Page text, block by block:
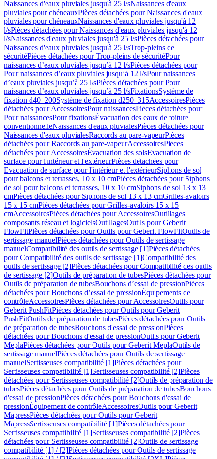
Naissances d'eaux pluviales jusqu'à 25 l/sNaissances d'eaux
pluviales pour chéneauxPièces détachées pour Naissances d'eaux
pluviales pour chéneauxNaissances d'eaux pluviales jusqu'à 12
l/sPièces détachées pour Naissances d'eaux pluviales jusqu'à 12
l/sNaissances d'eaux pluviales jusqu'à 25 l/sPièces détachées pour
Naissances d'eaux pluviales jusqu'à 25 l/sTrop-pleins de
sécuritéPièces détachées pour Trop-pleins de sécuritéPour
naissances d’eaux pluviales jusqu’à 12 l/sPièces détachées pour
Pour naissances d’eaux pluviales jusqu’à 12 l/sPour naissances
d’eaux pluviales jusqu’à 25 l/sPièces détachées pour Pour
naissances d’eaux pluviales jusqu’à 25 l/sFixationsSystème de
fixation d40–200Système de fixation d250–315AccessoiresPièces
détachées pour AccessoiresPour naissancesPièces détachées pour
Pour naissancesPour fixationsÉvacuation des eaux de toiture
conventionnelleNaissances d'eaux pluvialesPièces détachées pour
Naissances d'eaux pluvialesRaccords au pare-vapeurPièces
détachées pour Raccords au pare-vapeurAccessoiresPièces
détachées pour AccessoiresÉvacuation des solsEvacuation de
surface pour l'intérieur et l'extérieurPièces détachées pour
Evacuation de surface pour l'intérieur et l'extérieurSiphons de sol
pour balcons et terrasses, 10 x 10 cmPièces détachées pour Siphons
de sol pour balcons et terrasses, 10 x 10 cmSiphons de sol 13 x 13
cmPièces détachées pour Siphons de sol 13 x 13 cmGrilles-avaloirs
15 x 15 cmPièces détachées pour Grilles-avaloirs 15 x 15
cmAccessoiresPièces détachées pour AccessoiresOutillages,
composants réseau et logicielsOutillagesOutils pour Geberit
FlowFitPièces détachées pour Outils pour Geberit FlowFitOutils de
sertissage manuelPièces détachées pour Outils de sertissage
manuelCompatibilité des outils de sertissage [1]Pièces détachées
pour Compatibilité des outils de sertissage [1]Compatibilité des
outils de sertissage [2]Pièces détachées pour Compatibilité des outils
de sertissage [2]Outils de préparation de tubesPièces détachées pour
Outils de préparation de tubesBouchons d’essai de pressionPièces
détachées pour Bouchons d’essai de pressionÉquipements de
contrôleAccessoiresPièces détachées pour AccessoiresOutils pour
Geberit PushFitPièces détachées pour Outils pour Geberit
PushFitOutils de préparation de tubesPièces détachées pour Outils
de préparation de tubesBouchons d'essai de pressionPièces
détachées pour Bouchons d'essai de pressionOutils pour Geberit
MeplaPièces détachées pour Outils pour Geberit MeplaOutils de
sertissage manuelPièces détachées pour Outils de sertissage
manuelSertisseuses compatibilité [1]Pièces détachées pour
Sertisseuses compatibilité [1]Sertisseuses compatibilité [2]Pièces
détachées pour Sertisseuses compatibilité [2]Outils de préparation de
tubesPièces détachées pour Outils de préparation de tubesBouchons
d'essai de pressionPièces détachées pour Bouchons d'essai de
pressionÉquipement de contrôleAccessoiresOutils pour Geberit
MapressPièces détachées pour Outils pour Geberit
MapressSertisseuses compatibilité [1]Pièces détachées pour
Sertisseuses compatibilité [1]Sertisseuses compatibilité [2]Pièces
détachées pour Sertisseuses compatibilité [2]Outils de sertissage
compatibilité [1] / [2]Pièces détachées pour Outils de sertissage